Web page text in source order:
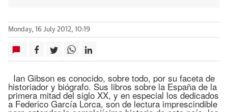
Monday, 16 July 2012, 10:19
Ian Gibson es conocido, sobre todo, por su faceta de
historiador y biógrafo. Sus libros sobre la España de la
primera mitad del siglo XX, y en especial los dedicados
a Federico García Lorca, son de lectura imprescindible